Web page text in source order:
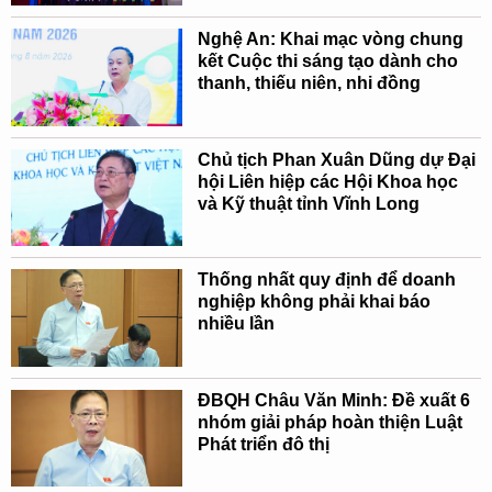
Nghệ An: Khai mạc vòng chung
kết Cuộc thi sáng tạo dành cho
thanh, thiếu niên, nhi đồng
Chủ tịch Phan Xuân Dũng dự Đại
hội Liên hiệp các Hội Khoa học
và Kỹ thuật tỉnh Vĩnh Long
Thống nhất quy định để doanh
nghiệp không phải khai báo
nhiều lần
ĐBQH Châu Văn Minh: Đề xuất 6
nhóm giải pháp hoàn thiện Luật
Phát triển đô thị